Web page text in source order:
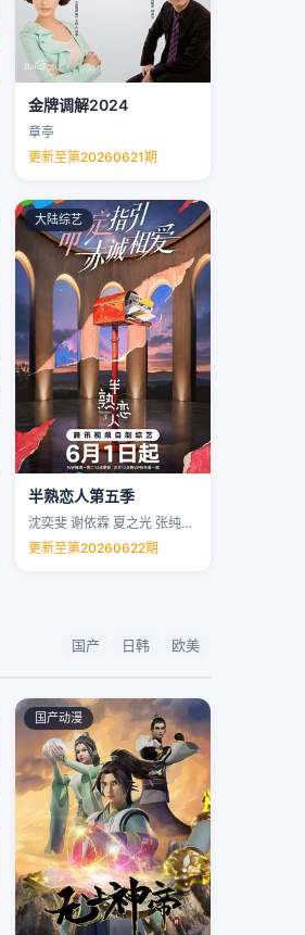
金牌调解2024
章亭
更新至第20260621期
大陆综艺
半熟恋人第五季
沈奕斐 谢依霖 夏之光 张纯烨 …
更新至第20260622期
国产 日韩 欧美
国产动漫